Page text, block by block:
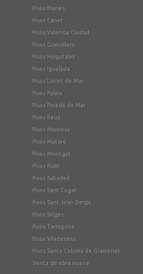
Pisos Blanes
Pisos Canet
Pisos Valencia Ciudad
Pisos Granollers
Pisos Hospitalet
Pisos Igualada
Pisos Lloret de Mar
Pisos Palma
Pisos Pineda de Mar
Pisos Reus
Pisos Manresa
Pisos Mataró
Pisos Montgat
Pisos Rubí
Pisos Sabadell
Pisos Sant Cugat
Pisos Sant Joan Despí
Pisos Sitges
Pisos Tarragona
Pisos Viladecans
Pisos Santa Coloma de Gramenet
Venta de obra nueva